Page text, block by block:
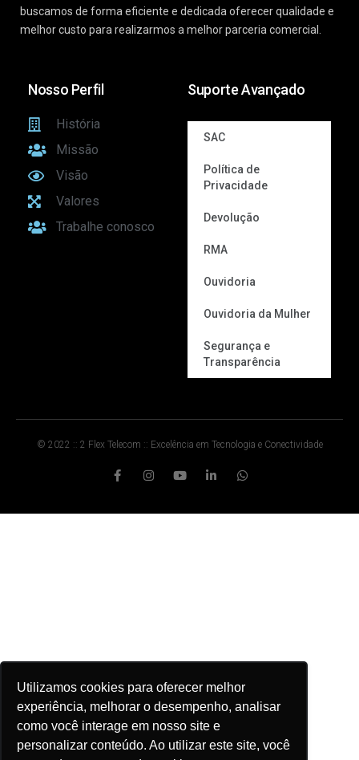
Utilizamos cookies para oferecer melhor
experiência, melhorar o desempenho, analisar
como você interage em nosso site e
personalizar conteúdo. Ao utilizar este site, você
buscamos de forma eficiente e dedicada oferecer qualidade e
melhor custo para realizarmos a melhor parceria comercial.
Nosso Perfil
História
Missão
Visão
Valores
Trabalhe conosco
Suporte Avançado
SAC
Política de
Privacidade
Devolução
RMA
Ouvidoria
Ouvidoria da Mulher
Segurança e
Transparência
© 2022 :: 2 Flex Telecom :: Excelência em Tecnologia e Conectividade